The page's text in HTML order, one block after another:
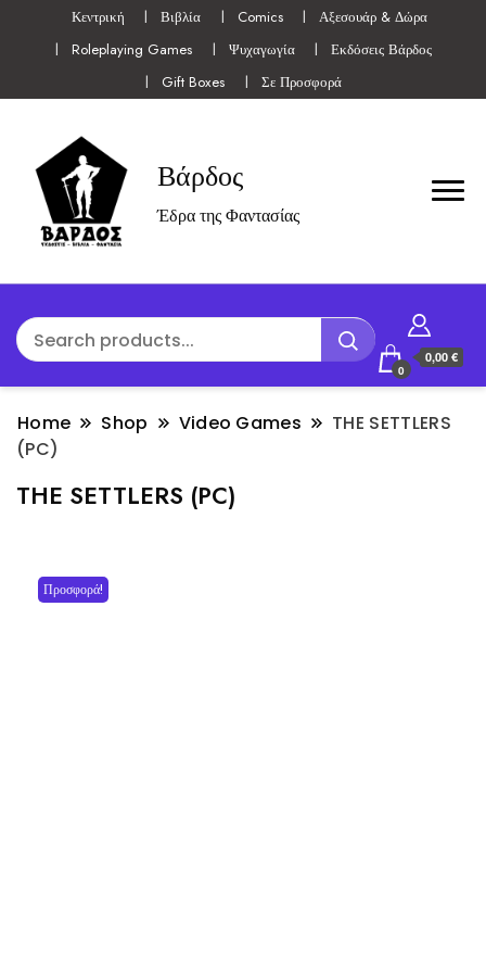
Κεντρική Βιβλία Comics
Αξεσουάρ & Δώρα
Roleplaying Games
Ψυχαγωγία
Εκδόσεις Βάρδος
Gift Boxes
Σε Προσφορά
Βάρδος
Έδρα της Φαντασίας
0
0,00 €
Home Shop Video Games
THE SETTLERS
(PC)
THE SETTLERS (PC)
Προσφορά!